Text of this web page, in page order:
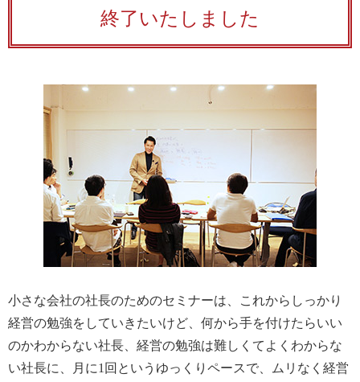
終了いたしました
小さな会社の社長のためのセミナーは、これからしっかり
経営の勉強をしていきたいけど、何から手を付けたらいい
のかわからない社長、経営の勉強は難しくてよくわからな
い社長に、月に1回というゆっくりペースで、ムリなく経営